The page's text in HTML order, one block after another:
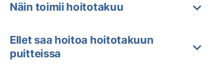
Näin toimii hoitotakuu
Ellet saa hoitoa hoitotakuun
puitteissa